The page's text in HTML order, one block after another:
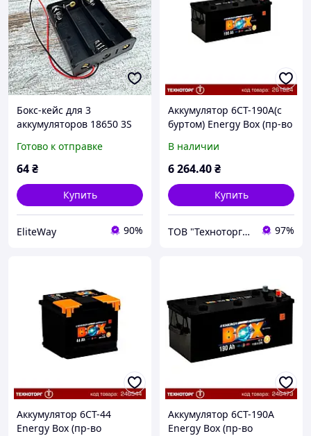
Бокс-кейс для 3
аккумуляторов 18650 3S
пластиковый держатель
для Arduino и DIY
Готово к отправке
64₴
Купить
EliteWay 90%
Аккумулятор 6СТ-190А(с
буртом) Energy Box (пр-во
6СТ-190
В наличии
6 264.40₴
Купить
ТОВ "Техноторг-Дон" 97%
Аккумулятор 6СТ-44
Energy Box (пр-во
Аккумулятор 6СТ-190А
Energy Box (пр-во